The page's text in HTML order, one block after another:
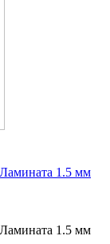
1.5 мм
1.5 мм